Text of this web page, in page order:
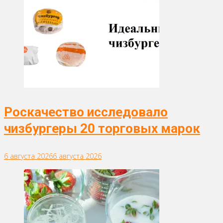
Роскачество исследовало
чизбургеры 20 торговых марок
6 августа 20266 августа 2026